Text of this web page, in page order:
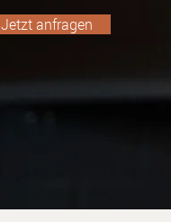
Jetzt anfragen